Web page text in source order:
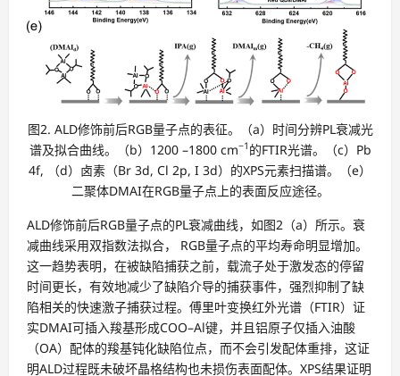
图2. ALD修饰前后RGB量子点的表征。（a）时间分辨PL衰减光
谱及拟合曲线。（b）1200 –1800 cm−1 的FTIR光谱。（c）Pb
4f, （d）卤素（Br 3d, Cl 2p, I 3d）的XPS元素扫描谱。（e）
二聚体DMAI在RGB量子点上的表面反应途径。
ALD修饰前后RGB量子点的PL衰减曲线，如图2（a）所示。衰
减曲线采用双指数法拟合， RGB量子点的平均寿命明显增加。
这一趋势表明，在被缺陷捕获之前，载流子处于激发态的停留
时间更长，有效地减少了缺陷介导的捕获事件，强烈抑制了缺
陷相关的快速激子捕获过程。傅里叶变换红外光谱（FTIR）证
实DMAI可插入羧基形成COO–Al键，并且铝原子仅插入油酸
（OA）配体的羧基钝化缺陷位点，而不会引发配体重排，这证
明ALD过程既未破坏晶格结构也未损伤表面配体。XPS结果证明